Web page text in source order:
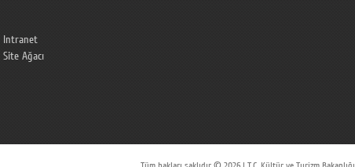
Intranet
Site Ağacı